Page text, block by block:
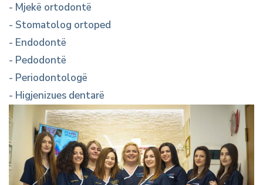
- Mjekë ortodontë
- Stomatolog ortoped
- Endodontë
- Pedodontë
- Periodontologë
- Higjenizues dentarë